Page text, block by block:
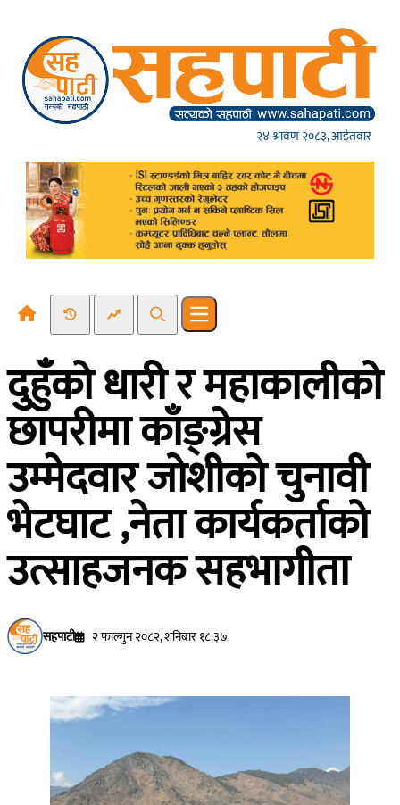
२४ श्रावण २०८३, आईतवार
Recent NewsTrending News
SearchOpen main menu
दुहुँको धारी र महाकालीको
छापरीमा काँङ्ग्रेस
उम्मेदवार जोशीको चुनावी
भेटघाट ,नेता कार्यकर्ताको
उत्साहजनक सहभागीता
सहपाटी २ फाल्गुन २०८२, शनिबार १८:३७